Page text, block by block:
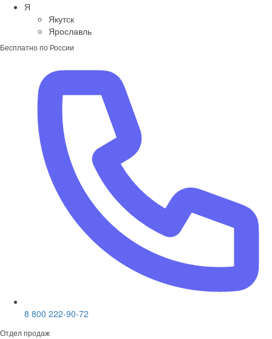
Я
Якутск
Ярославль
Бесплатно по России
8 800 222-90-72
Отдел продаж